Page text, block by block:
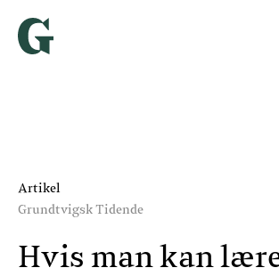
Artikel
Grundtvigsk Tidende
Hvis man kan